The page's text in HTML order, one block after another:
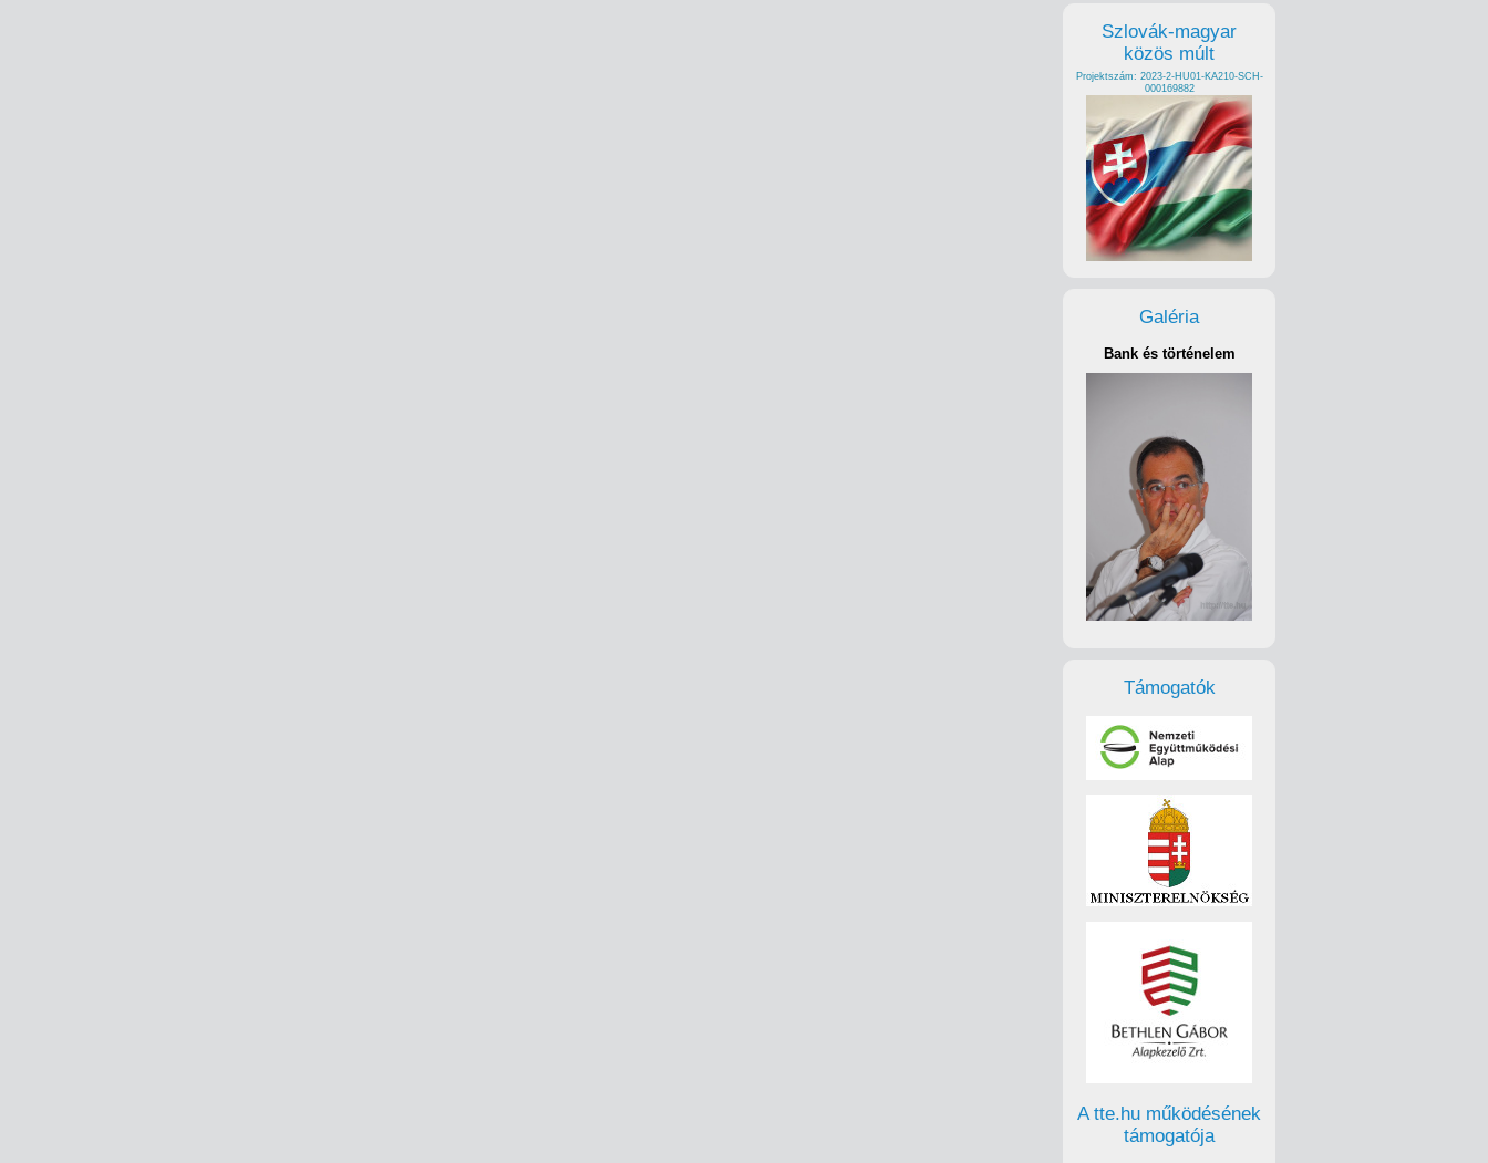
Szlovák-magyar
közös múlt
Projektszám: 2023-2-HU01-KA210-SCH-
000169882
Galéria
Bank és történelem
Támogatók
A tte.hu működésének
támogatója